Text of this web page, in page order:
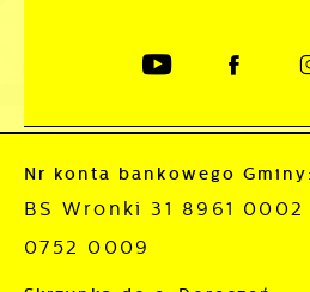
Nr konta bankowego Gminy:
BS Wronki 31 8961
0752 0009